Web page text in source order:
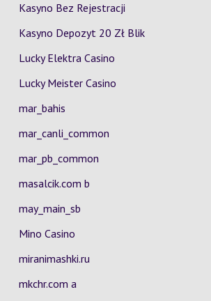
Kasyno Bez Rejestracji
Kasyno Depozyt 20 Zł Blik
Lucky Elektra Casino
Lucky Meister Casino
mar_bahis
mar_canli_common
mar_pb_common
masalcik.com b
may_main_sb
Mino Casino
miranimashki.ru
mkchr.com a